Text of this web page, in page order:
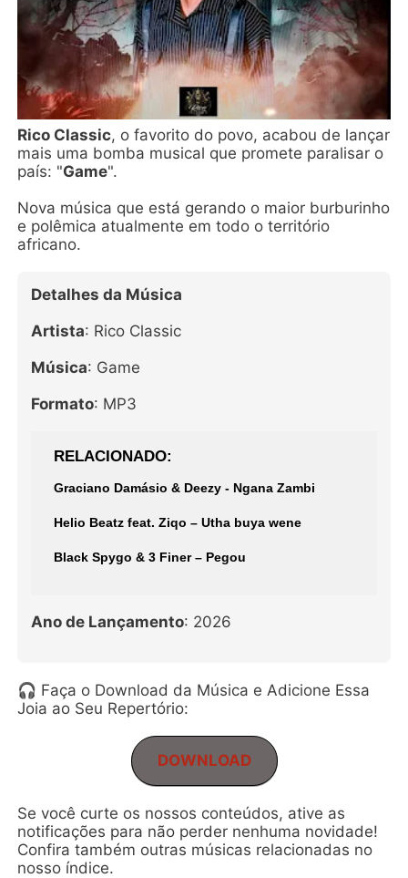
Rico Classic, o favorito do povo, acabou de lançar
mais uma bomba musical que promete paralisar o
país: "Game".
Nova música que está gerando o maior burburinho
e polêmica atualmente em todo o território
africano.
Detalhes da Música
Artista: Rico Classic
Música: Game
Formato: MP3
RELACIONADO
Graciano Damásio & Deezy - Ngana Zambi
Helio Beatz feat. Ziqo – Utha buya wene
Black Spygo & 3 Finer – Pegou
Ano de Lançamento: 2026
🎧 Faça o Download da Música e Adicione Essa
Joia ao Seu Repertório:
DOWNLOAD
Se você curte os nossos conteúdos, ative as
notificações para não perder nenhuma novidade!
Confira também outras músicas relacionadas no
nosso índice.